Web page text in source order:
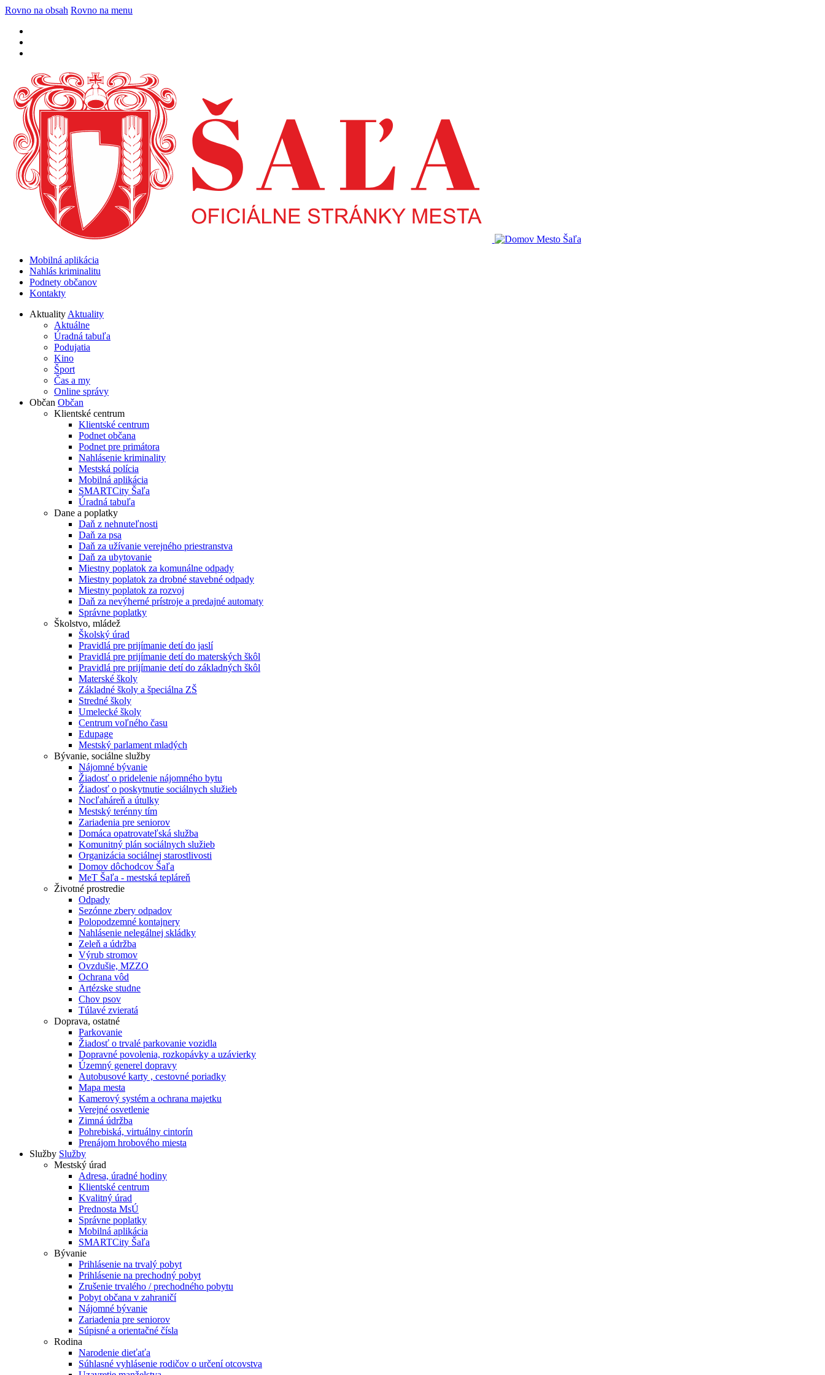
Rovno na obsah Rovno na menu
Mobilná aplikácia
Nahlás kriminalitu
Podnety občanov
Kontakty
AktualityAktuality
Aktuálne
Úradná tabuľa
Podujatia
Kino
Šport
Čas a my
Online správy
Občan Občan
Klientské centrum
Klientské centrum
Podnet občana
Podnet pre primátora
Nahlásenie kriminality
Mestská polícia
Mobilná aplikácia
SMARTCity Šaľa
Úradná tabuľa
Dane a poplatky
Daň z nehnuteľnosti
Daň za psa
Daň za užívanie verejného priestranstva
Daň za ubytovanie
Miestny poplatok za komunálne odpady
Miestny poplatok za drobné stavebné odpady
Miestny poplatok za rozvoj
Daň za nevýherné prístroje a predajné automaty
Správne poplatky
Školstvo, mládež
Školský úrad
Pravidlá pre prijímanie detí do jaslí
Pravidlá pre prijímanie detí do materských škôl
Pravidlá pre prijímanie detí do základných škôl
Materské školy
Základné školy a špeciálna ZŠ
Stredné školy
Umelecké školy
Centrum voľného času
Edupage
Mestský parlament mladých
Bývanie, sociálne služby
Nájomné bývanie
Žiadosť o pridelenie nájomného bytu
Žiadosť o poskytnutie sociálnych služieb
Nocľaháreň a útulky
Mestský terénny tím
Zariadenia pre seniorov
Domáca opatrovateľská služba
Komunitný plán sociálnych služieb
Organizácia sociálnej starostlivosti
Domov dôchodcov Šaľa
MeT Šaľa - mestská tepláreň
Životné prostredie
Odpady
Sezónne zbery odpadov
Polopodzemné kontajnery
Nahlásenie nelegálnej skládky
Zeleň a údržba
Výrub stromov
Ovzdušie, MZZO
Ochrana vôd
Artézske studne
Chov psov
Túlavé zvieratá
Doprava, ostatné
Parkovanie
Žiadosť o trvalé parkovanie vozidla
Dopravné povolenia, rozkopávky a uzávierky
Územný generel dopravy
Autobusové karty , cestovné poriadky
Mapa mesta
Kamerový systém a ochrana majetku
Verejné osvetlenie
Zimná údržba
Pohrebiská, virtuálny cintorín
Prenájom hrobového miesta
Služby Služby
Mestský úrad
Adresa, úradné hodiny
Klientské centrum
Kvalitný úrad
Prednosta MsÚ
Správne poplatky
Mobilná aplikácia
SMARTCity Šaľa
Bývanie
Prihlásenie na trvalý pobyt
Prihlásenie na prechodný pobyt
Zrušenie trvalého / prechodného pobytu
Pobyt občana v zahraničí
Nájomné bývanie
Zariadenia pre seniorov
Súpisné a orientačné čísla
Rodina
Narodenie dieťaťa
Súhlasné vyhlásenie rodičov o určení otcovstva